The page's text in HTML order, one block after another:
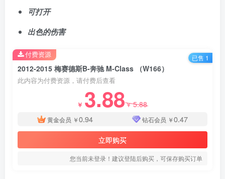
可打开
出色的伤害
2012-2015 梅赛德斯B-奔驰 M-Class （W166）
此内容为付费资源，请付费后查看
￥ 3.88￥5.88
黄金会员 ￥0.94 钻石会员 ￥0.47
立即购买
您当前未登录！建议登陆后购买，可保存购买订单
付费资源 已售 1